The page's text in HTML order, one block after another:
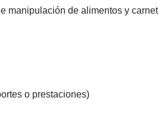
manipulación de alimentos y carnet
o prestaciones)